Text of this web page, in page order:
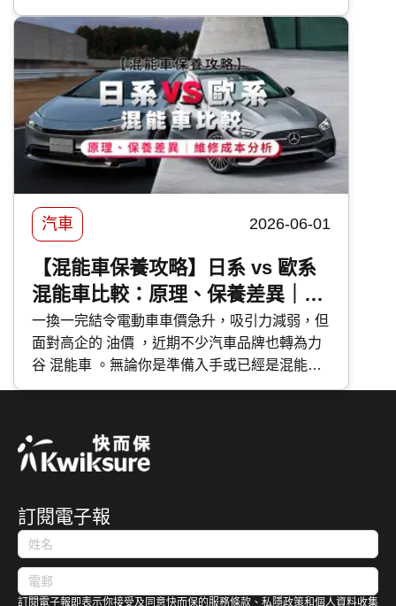
車保險 優缺點，助你選擇最合適的車保方案。
汽車 2026-06-01
【混能車保養攻略】日系 vs 歐系
混能車比較：原理、保養差異｜維
修成本分析
一換一完結令電動車車價急升，吸引力減弱，但
面對高企的 油價 ，近期不少汽車品牌也轉為力
谷 混能車 。無論你是準備入手或已經是混能車
主，應該如何分辨不同種類的混能車？應該如何
歐系混能車特點及混能車保養攻略。
訂閱電子報
訂閱電子報即表示你接受及同意快而保的服務條款、私隱政策和個人資料收集